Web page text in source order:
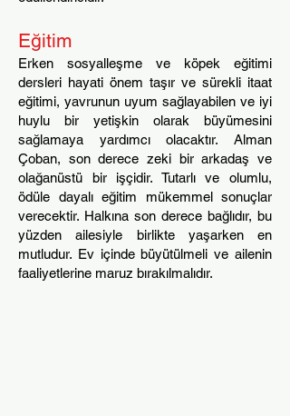
Eğitim
Erken sosyalleşme ve köpek eğitimi
dersleri hayati önem taşır ve sürekli itaat
eğitimi, yavrunun uyum sağlayabilen ve iyi
huylu bir yetişkin olarak büyümesini
sağlamaya yardımcı olacaktır. Alman
Çoban, son derece zeki bir arkadaş ve
olağanüstü bir işçidir. Tutarlı ve olumlu,
ödüle dayalı eğitim mükemmel sonuçlar
verecektir. Halkına son derece bağlıdır, bu
yüzden ailesiyle birlikte yaşarken en
mutludur. Ev içinde büyütülmeli ve ailenin
faaliyetlerine maruz bırakılmalıdır.